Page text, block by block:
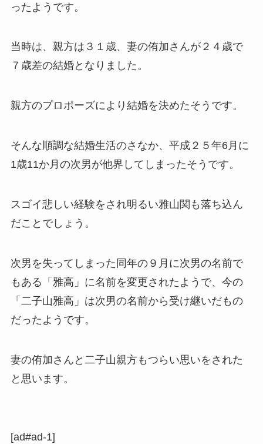
ったようです。
当時は、親方は３１歳、妻の侑加さんが２４歳で
７歳差の結婚となりました。
親方のプロポーズにより結婚を決めたそうです。
そんな順調な結婚生活のさなか、平成２５年6月に
1歳11か月の次男が他界してしまったそうです。
スゴイ悲しい経験をされ明るい雅山関も落ち込ん
だことでしょう。
次男を失ってしまった同年の９月に次男の名前で
もある「雅高」に名前を変更されたようで、今の
「二子山雅高」は次男の名前から受け継いだもの
だったようです。
妻の侑加さんと二子山親方もつらい思いをされた
と思います。
[ad#ad-1]